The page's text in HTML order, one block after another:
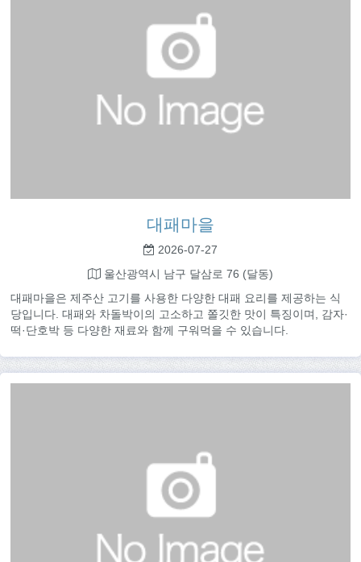
대패마을
2026-07-27
울산광역시 남구 달삼로 76 (달동)
대패마을은 제주산 고기를 사용한 다양한 대패 요리를 제공하는 식
당입니다. 대패와 차돌박이의 고소하고 쫄깃한 맛이 특징이며, 감자·
떡·단호박 등 다양한 재료와 함께 구워먹을 수 있습니다.